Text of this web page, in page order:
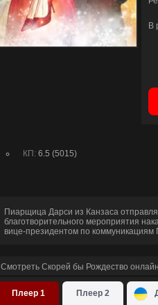
В
КП: 6.5 (5015)
Пиарщица Дарси из Канзаса
благотворительного мероприятия
вице-президентом по коммуникациям
Смотреть Скорей бы Рождество
Плеер 1 Плеер 2